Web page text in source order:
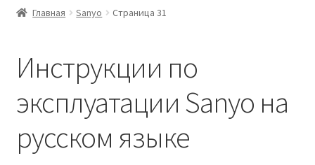
Каталог инструкций по эксплуатации
Личный кабинет
Главная Sanyo Страница 31
Инструкции по
эксплуатации Sanyo на
русском языке